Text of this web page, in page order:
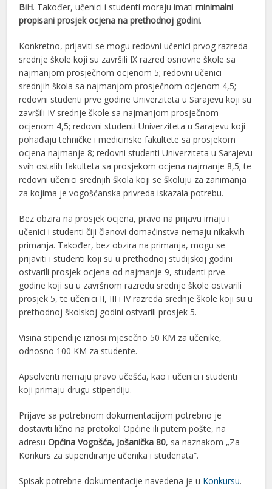
BiH. Također, učenici i studenti moraju imatiminimalni
propisani prosjek ocjena na prethodnoj godini.
Konkretno, prijaviti se mogu redovni učenici prvog razreda
srednje škole koji su završili IX razred osnovne škole sa
najmanjom prosječnom ocjenom 5; redovni učenici
srednjih škola sa najmanjom prosječnom ocjenom 4,5;
redovni studenti prve godine Univerziteta u Sarajevu koji su
završili IV srednje škole sa najmanjom prosječnom
ocjenom 4,5; redovni studenti Univerziteta u Sarajevu koji
pohađaju tehničke i medicinske fakultete sa prosjekom
ocjena najmanje 8; redovni studenti Univerziteta u Sarajevu
svih ostalih fakulteta sa prosjekom ocjena najmanje 8,5; te
redovni učenici srednjih škola koji se školuju za zanimanja
za kojima je vogošćanska privreda iskazala potrebu.
Bez obzira na prosjek ocjena, pravo na prijavu imaju i
učenici i studenti čiji članovi domaćinstva nemaju nikakvih
primanja. Također, bez obzira na primanja, mogu se
prijaviti i studenti koji su u prethodnoj studijskoj godini
ostvarili prosjek ocjena od najmanje 9, studenti prve
godine koji su u završnom razredu srednje škole ostvarili
prosjek 5, te učenici II, III i IV razreda srednje škole koji su u
prethodnoj školskoj godini ostvarili prosjek 5.
Visina stipendije iznosi mjesečno 50 KM za učenike,
odnosno 100 KM za studente.
Apsolventi nemaju pravo učešća, kao i učenici i studenti
koji primaju drugu stipendiju.
Prijave sa potrebnom dokumentacijom potrebno je
dostaviti lično na protokol Općine ili putem pošte, na
adresuOpćina Vogošća, Jošanička 80, sa naznakom „Za
Konkurs za stipendiranje učenika i studenata“.
Spisak potrebne dokumentacije navedena je u Konkursu.